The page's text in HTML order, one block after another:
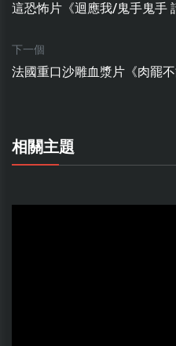
這恐怖片《迴應我/鬼手鬼手
下一個
法國重口沙雕血漿片《肉罷
相關主題